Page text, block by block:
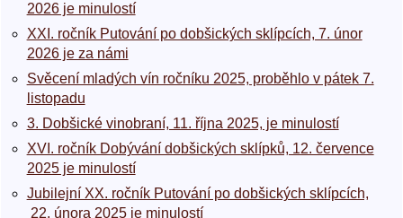
2026 je minulostí
XXI. ročník Putování po dobšických sklípcích, 7. únor
2026 je za námi
Svěcení mladých vín ročníku 2025, proběhlo v pátek 7.
listopadu
3. Dobšické vinobraní, 11. října 2025, je minulostí
XVI. ročník Dobývání dobšických sklípků, 12. července
2025 je minulostí
Jubilejní XX. ročník Putování po dobšických sklípcích,
22. února 2025 je minulostí